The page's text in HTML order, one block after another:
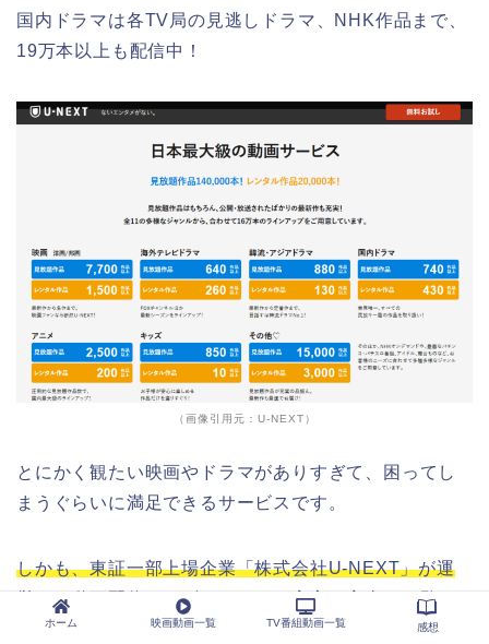
国内ドラマは各TV局の見逃しドラマ、NHK作品まで、
19万本以上も配信中！
（画像引用元：U-NEXT）
とにかく観たい映画やドラマがありすぎて、困ってし
まうぐらいに満足できるサービスです。
しかも、東証一部上場企業「株式会社U-NEXT」が運
営する動画配信サービスなので、安心・安全にご覧頂
けますよ。
ホーム 映画動画一覧 TV番組動画一覧 感想